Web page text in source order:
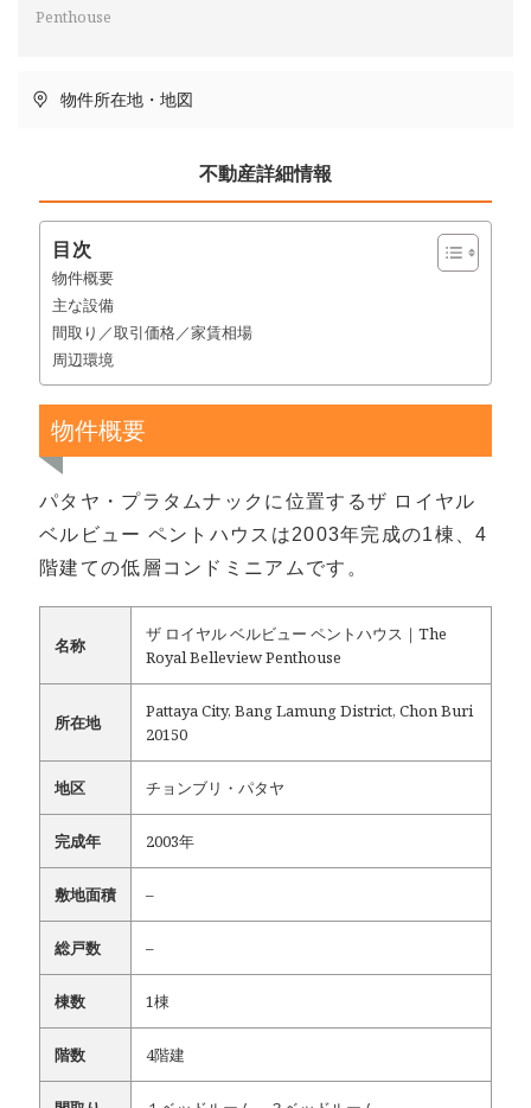
Penthouse
物件所在地・地図
不動産詳細情報
目次
物件概要
主な設備
間取り／取引価格／家賃相場
周辺環境
物件概要
パタヤ・プラタムナックに位置するザ ロイヤル
ベルビュー ペントハウスは2003年完成の1棟、4
階建ての低層コンドミニアムです。
名称
ザ ロイヤル ベルビュー ペントハウス｜The
Royal Belleview Penthouse
所在地
Pattaya City, Bang Lamung District, Chon Buri
20150
地区 チョンブリ・パタヤ
完成年 2003年
敷地面積 –
総戸数 –
棟数 1棟
階数 4階建